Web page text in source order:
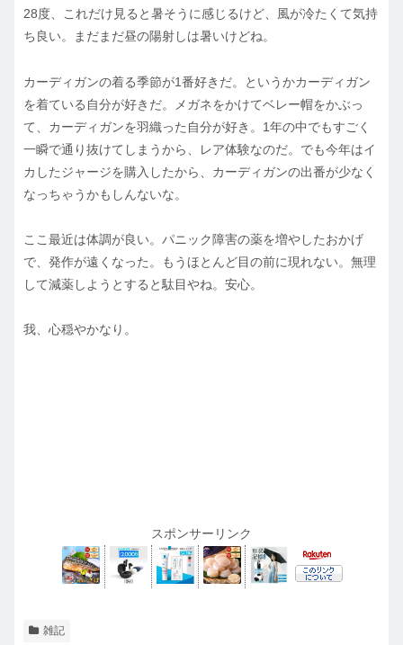
28度、これだけ見ると暑そうに感じるけど、風が冷たくて気持
ち良い。まだまだ昼の陽射しは暑いけどね。
カーディガンの着る季節が1番好きだ。というかカーディガン
を着ている自分が好きだ。メガネをかけてベレー帽をかぶっ
て、カーディガンを羽織った自分が好き。1年の中でもすごく
一瞬で通り抜けてしまうから、レア体験なのだ。でも今年はイ
カしたジャージを購入したから、カーディガンの出番が少なく
なっちゃうかもしんないな。
ここ最近は体調が良い。パニック障害の薬を増やしたおかげ
で、発作が遠くなった。もうほとんど目の前に現れない。無理
して減薬しようとすると駄目やね。安心。
我、心穏やかなり。
スポンサーリンク
雑記